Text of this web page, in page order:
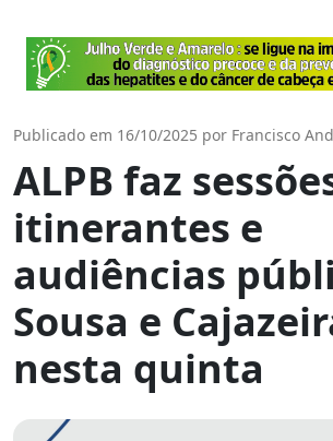
Publicado em 16/10/2025 por Francisco
ALPB faz
itinerantes e
audiências
Sousa e
nesta quinta